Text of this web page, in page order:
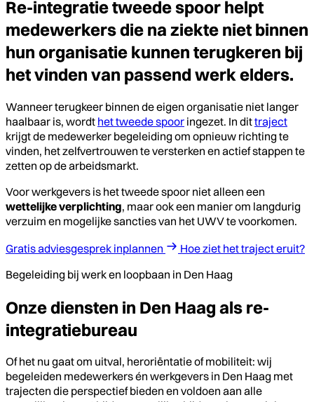
Re-integratie tweede spoor helpt
medewerkers die na ziekte niet binnen
hun organisatie kunnen terugkeren bij
het vinden van passend werk elders.
Wanneer terugkeer binnen de eigen organisatie niet langer
haalbaar is, wordt het tweede spoor ingezet. In dittraject
krijgt de medewerker begeleiding om opnieuw richting te
vinden, het zelfvertrouwen te versterken en actief stappen te
zetten op de arbeidsmarkt.
Voor werkgevers is het tweede spoor niet alleen een
wettelijke verplichting, maar ook een manier om langdurig
verzuim en mogelijke sancties van het UWV te voorkomen.
Gratis adviesgesprek inplannen
Hoe ziet het traject eruit?
Begeleiding bij werk en loopbaan in Den Haag
Onze diensten in Den Haag als re-
integratiebureau
Of het nu gaat om uitval, heroriëntatie of mobiliteit: wij
begeleiden medewerkers én werkgevers in Den Haag met
trajecten die perspectief bieden en voldoen aan alle